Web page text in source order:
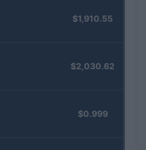
$1,910.55
$2,030.62
$0.999